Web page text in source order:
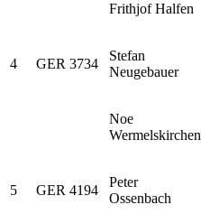
Frithjof Halfen
4 GER 3734
Stefan
Neugebauer
Noe
Wermelskirchen
5 GER 4194
Peter
Ossenbach